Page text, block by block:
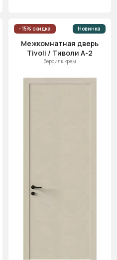
- 15% скидка Новинка
Межкомнатная дверь
Tivoli / Тиволи А-2
Версилк крем